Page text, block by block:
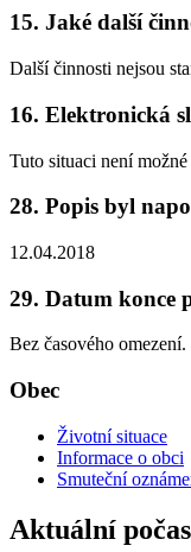
15. Jaké další
Další činnosti nejsou
16. Elektronická
Tuto situaci není
28. Popis byl
12.04.2018
29. Datum konce
Bez časového omezení.
Obec
Životní situace
Informace o obci
Smuteční
Aktuální